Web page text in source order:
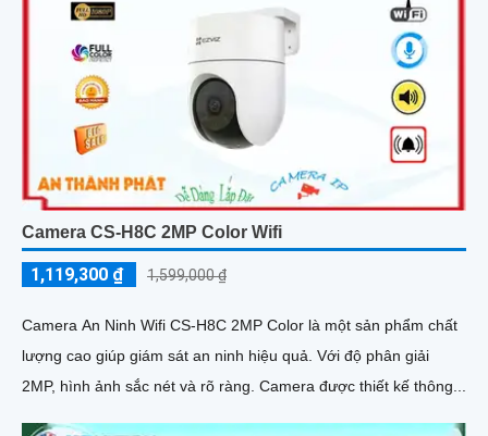
Camera CS-H8C 2MP Color Wifi
1,119,300 ₫ 1,599,000 ₫
Camera An Ninh Wifi CS-H8C 2MP Color là một sản phẩm chất
lượng cao giúp giám sát an ninh hiệu quả. Với độ phân giải
2MP, hình ảnh sắc nét và rõ ràng. Camera được thiết kế thông...